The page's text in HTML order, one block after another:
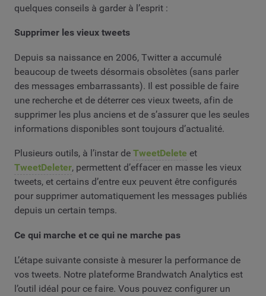
quelques conseils à garder à l’esprit :
Supprimer les vieux tweets
Depuis sa naissance en 2006, Twitter a accumulé
beaucoup de tweets désormais obsolètes (sans parler
des messages embarrassants). Il est possible de faire
une recherche et de déterrer ces vieux tweets, afin de
supprimer les plus anciens et de s’assurer que les seules
informations disponibles sont toujours d’actualité.
Plusieurs outils, à l’instar de TweetDelete et
TweetDeleter, permettent d’effacer en masse les vieux
tweets, et certains d’entre eux peuvent être configurés
pour supprimer automatiquement les messages publiés
depuis un certain temps.
Ce qui marche et ce qui ne marche pas
L’étape suivante consiste à mesurer la performance de
vos tweets. Notre plateforme Brandwatch Analytics est
l’outil idéal pour ce faire. Vous pouvez configurer un